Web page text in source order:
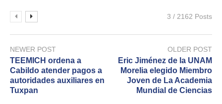
3 / 2162 Posts
NEWER POST
TEEMICH ordena a
Cabildo atender pagos a
autoridades auxiliares en
Tuxpan
OLDER POST
Eric Jiménez de la UNAM
Morelia elegido Miembro
Joven de La Academia
Mundial de Ciencias